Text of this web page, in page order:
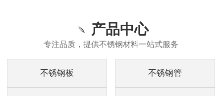
产品中心
专注品质，提供不锈钢材料一站式服务
不锈钢板 不锈钢管